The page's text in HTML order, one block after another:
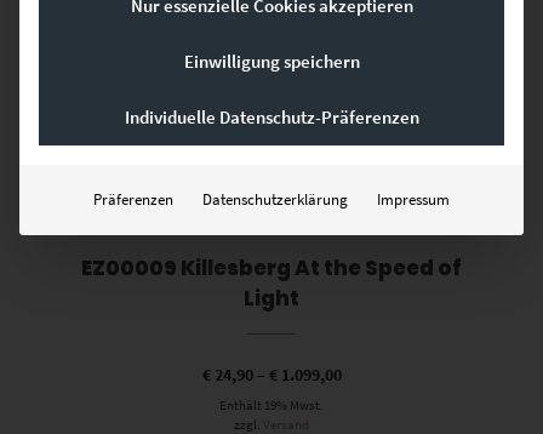
EZ00009 Killesberg At the Speed of
Light
€24,90– €1.099,00
Enthält 19% Mwst.
zzgl.
Versand
Nur essenzielle Cookies akzeptieren
Einwilligung speichern
Individuelle Datenschutz-Präferenzen
Präferenzen Datenschutzerklärung Impressum